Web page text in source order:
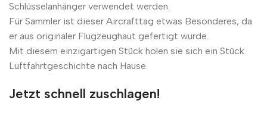
Schlüsselanhänger verwendet werden.
Für Sammler ist dieser Aircrafttag etwas Besonderes, da
er aus originaler Flugzeughaut gefertigt wurde.
Mit diesem einzigartigen Stück holen sie sich ein Stück
Luftfahrtgeschichte nach Hause.
Jetzt schnell zuschlagen!